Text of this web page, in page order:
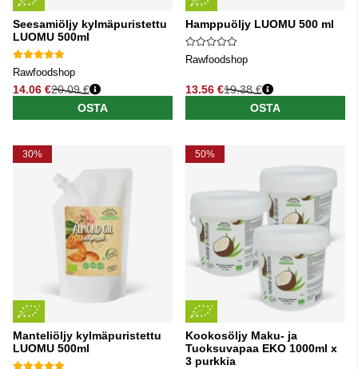
Seesamiöljy kylmäpuristettu
LUOMU 500ml
Rawfoodshop
14.06 €
Normaali hinta
20.09 €
OSTA
Hamppuöljy LUOMU 500 ml
Rawfoodshop
13.56 €
Normaali hinta
19.38 €
OSTA
30%
Manteliöljy kylmäpuristettu
LUOMU 500ml
50%
Kookosöljy Maku- ja
Tuoksuvapaa EKO 1000ml x
3 purkkia